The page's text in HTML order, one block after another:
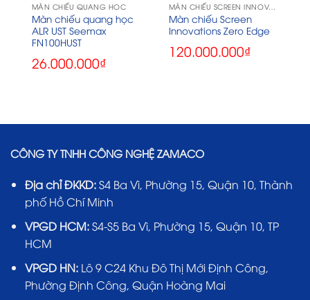
MÀN CHIẾU QUANG HỌC
Màn chiếu quang học
ALR UST Seemax
FN100HUST
26.000.000₫
MÀN CHIẾU SCREEN INNOVATIONS
Màn chiếu Screen
Innovations Zero Edge
120.000.000₫
CÔNG TY TNHH CÔNG NGHỆ ZAMACO
Địa chỉ ĐKKD:S4 Ba Vì, Phường 15, Quận 10, Thành
phố Hồ Chí Minh
VPGD HCM:S4-S5 Ba Vì, Phường 15, Quận 10, TP
HCM
VPGD HN:Lô 9 C24 Khu Đô Thị Mới Định Công,
Phường Định Công, Quận Hoàng Mai